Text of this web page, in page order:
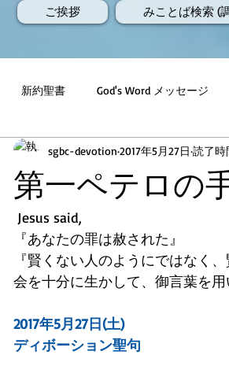
ご挨拶 みことば検索 (
新約聖書 God's Word メッセージ
第一ペテロの
sgbc-devotion 2017年5月27日 読了時
Jesus said,
『あなたの罪は赦された』
『賢くない人のようにではなく
会を十分に生かして、御言葉を
2017年5月27日(土)
ディボーション聖句